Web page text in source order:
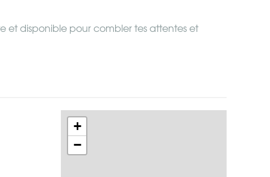
et disponible pour combler tes attentes et
+
−